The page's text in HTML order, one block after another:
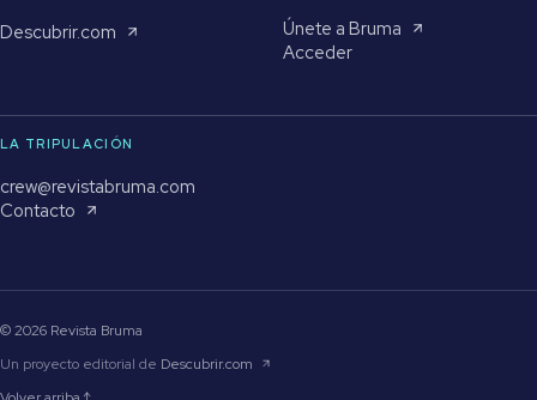
Descubrir.com
Únete a Bruma
Acceder
LA TRIPULACIÓN
crew@revistabruma.com
Contacto
© 2026 Revista Bruma
Un proyecto editorial de Descubrir.com